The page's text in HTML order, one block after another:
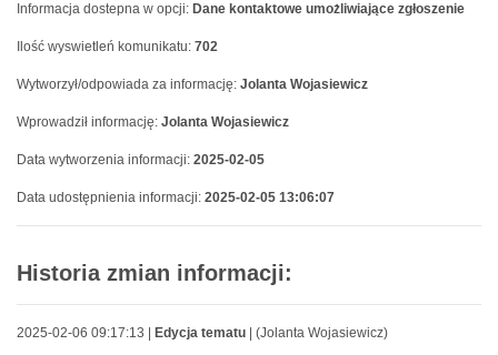
Informacja dostepna w opcji: Dane kontaktowe umożliwiające zgłoszenie
Ilość wyswietleń komunikatu: 702
Wytworzył/odpowiada za informację: Jolanta Wojasiewicz
Wprowadził informację: Jolanta Wojasiewicz
Data wytworzenia informacji: 2025-02-05
Data udostępnienia informacji: 2025-02-05 13:06:07
Historia zmian informacji:
2025-02-06 09:17:13 | Edycja tematu | (Jolanta Wojasiewicz)